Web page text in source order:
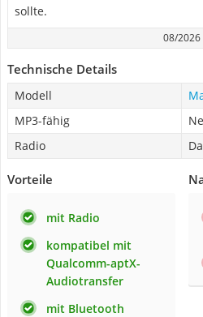
sollte.
08/2026
Technische Details
Modell
MP3-fähig
Radio
Vorteile
mit Radio
kompatibel mit
Qualcomm-aptX-
Audiotransfer
mit Bluetooth